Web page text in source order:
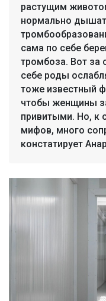
растущим
нормально
сама по себе
тромбоза. Вот за
себе роды
тоже известный
чтобы женщины
привитыми. Но, к
мифов, много
констатирует